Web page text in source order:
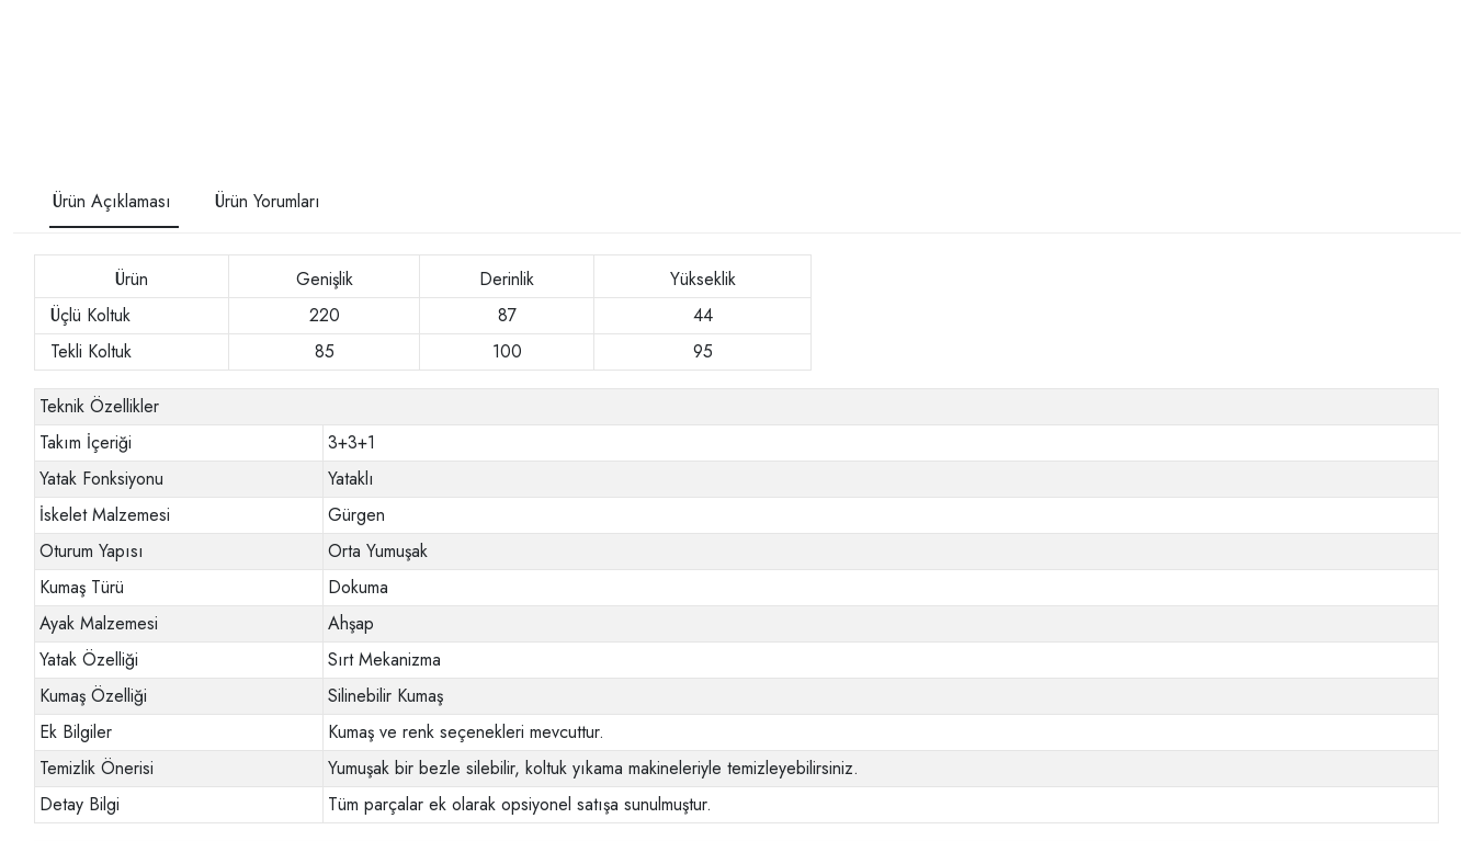
Ürün Açıklaması Ürün Yorumları
Ürün Genişlik Derinlik
Yükseklik
Üçlü Koltuk
220 87
44
Tekli Koltuk
85 100 95
Teknik Özellikler
Takım İçeriği
3+3+1
Yatak Fonksiyonu
Yataklı
İskelet Malzemesi
Gürgen
Oturum Yapısı
Orta Yumuşak
Kumaş Türü
Dokuma
Ayak Malzemesi
Ahşap
Yatak Özelliği
Sırt Mekanizma
Kumaş Özelliği
Silinebilir Kumaş
Ek Bilgiler
Kumaş ve renk seçenekleri mevcuttur.
Temizlik Önerisi
Yumuşak bir bezle silebilir, koltuk yıkama makineleriyle temizleyebilirsiniz.
Detay Bilgi
Tüm parçalar ek olarak opsiyonel satışa sunulmuştur.